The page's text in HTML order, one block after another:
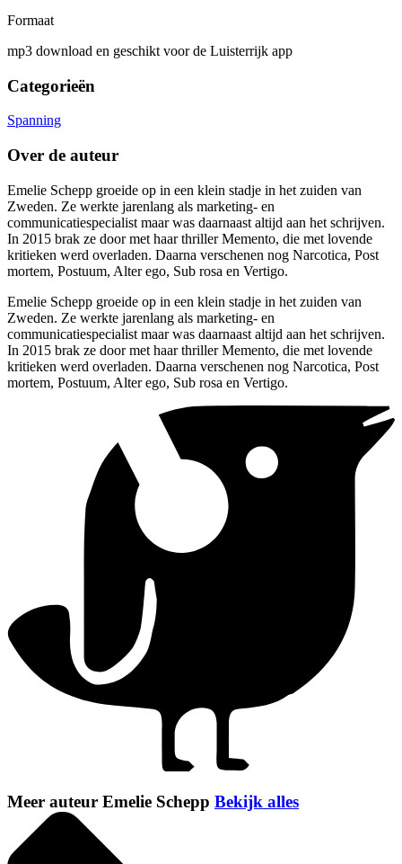
Formaat
mp3 download en geschikt voor de Luisterrijk app
Categorieën
Spanning
Over de auteur
Emelie Schepp groeide op in een klein stadje in het zuiden van
Zweden. Ze werkte jarenlang als marketing- en
communicatiespecialist maar was daarnaast altijd aan het schrijven.
In 2015 brak ze door met haar thriller Memento, die met lovende
kritieken werd overladen. Daarna verschenen nog Narcotica, Post
mortem, Postuum, Alter ego, Sub rosa en Vertigo.
Emelie Schepp groeide op in een klein stadje in het zuiden van
Zweden. Ze werkte jarenlang als marketing- en
communicatiespecialist maar was daarnaast altijd aan het schrijven.
In 2015 brak ze door met haar thriller Memento, die met lovende
kritieken werd overladen. Daarna verschenen nog Narcotica, Post
mortem, Postuum, Alter ego, Sub rosa en Vertigo.
Meer auteur Emelie Schepp Bekijk alles